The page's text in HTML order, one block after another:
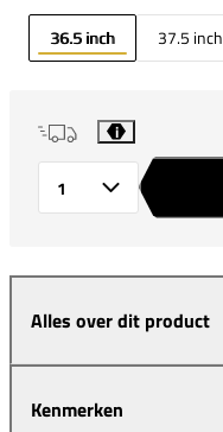
36.5 inch 37.5 inch
i
Alles over dit product
Kenmerken